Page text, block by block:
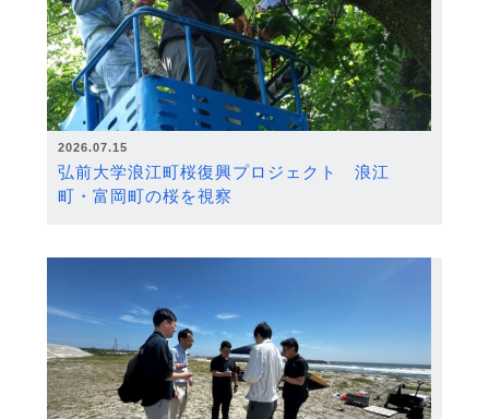
2026.07.15
弘前大学浪江町桜復興プロジェクト 浪江
町・富岡町の桜を視察